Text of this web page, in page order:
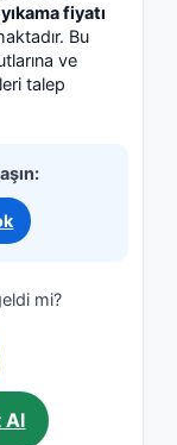
fiyatı
Bu
ve
talep
mi?
Al